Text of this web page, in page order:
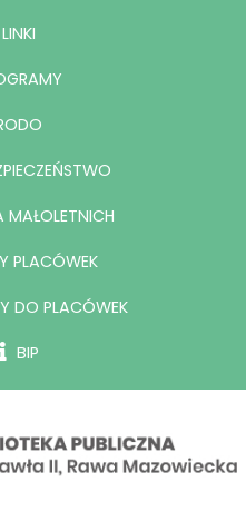
LINKI
MAŁOLETNICH
PLACÓWEK
DO PLACÓWEK
BIP